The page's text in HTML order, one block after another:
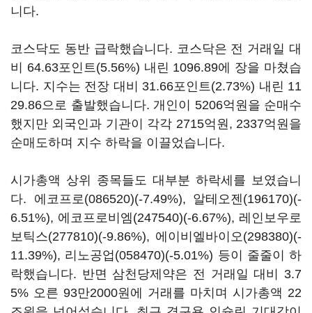
니다.
코스닥도 동반 급락했습니다. 코스닥은 전 거래일 대
비 64.63포인트(5.56%) 내린 1096.89에 장을 마쳤습
니다. 지수는 전장 대비 31.66포인트(2.73%) 내린 11
29.86으로 출발했습니다. 개인이 5206억원을 순매수
했지만 외국인과 기관이 각각 2715억원, 2337억원을
순매도하며 지수 하락을 이끌었습니다.
시가총액 상위 종목들도 대부분 하락세를 보였습니
다. 에코프로(086520)(-7.49%), 알테오젠(196170)(-
6.51%), 에코프로비엠(247540)(-6.67%), 레인보우로
보틱스(277810)(-9.86%), 에이비엘바이오(298380)(-
11.39%), 리노공업(058470)(-5.01%) 등이 줄줄이 하
락했습니다. 반면 삼천당제약은 전 거래일 대비 3.7
5% 오른 93만2000원에 거래를 마치며 시가총액 22